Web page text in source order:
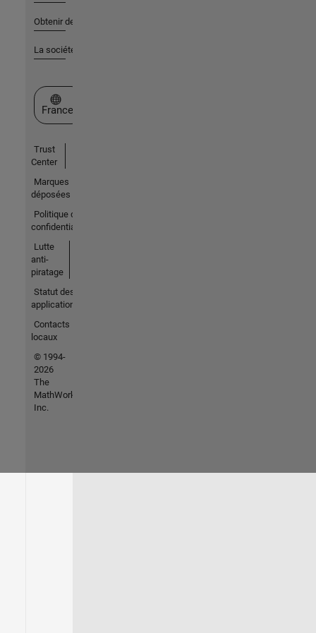
Obtenir de l'aide
La société
Sélectionner un site web
France
Trust
Center
Marques
déposées
Politique de
confidentialité
Lutte
anti-
piratage
Statut des
applications
Contacts
locaux
© 1994-
2026
The
MathWorks,
Inc.